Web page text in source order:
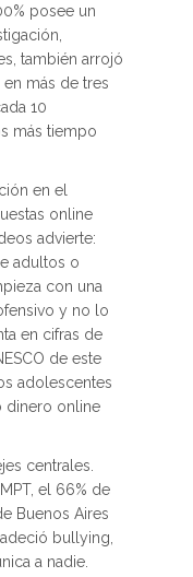
posee un
también arrojó
más de tres
10
más tiempo
en el
online
advierte:
adultos o
con una
y no lo
en cifras de
de este
adolescentes
dinero online
centrales.
el 66% de
Buenos Aires
bullying,
a nadie.